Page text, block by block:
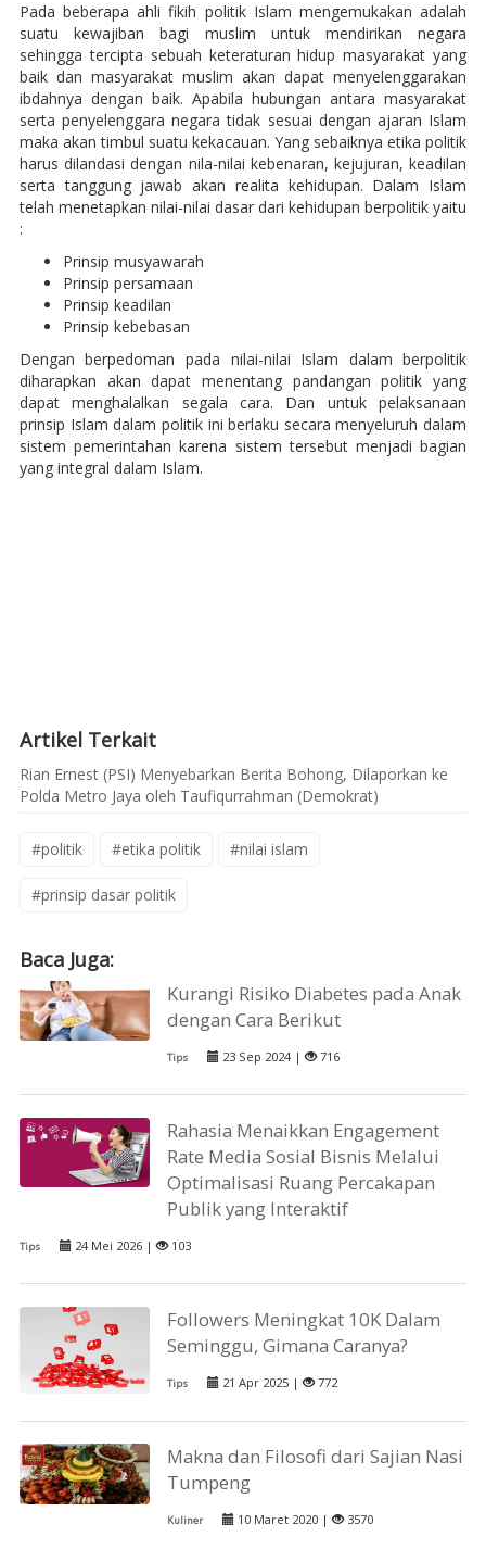
Pada beberapa ahli fikih politik Islam mengemukakan adalah
suatu kewajiban bagi muslim untuk mendirikan negara
sehingga tercipta sebuah keteraturan hidup masyarakat yang
baik dan masyarakat muslim akan dapat menyelenggarakan
ibdahnya dengan baik. Apabila hubungan antara masyarakat
serta penyelenggara negara tidak sesuai dengan ajaran Islam
maka akan timbul suatu kekacauan. Yang sebaiknya etika politik
harus dilandasi dengan nila-nilai kebenaran, kejujuran, keadilan
serta tanggung jawab akan realita kehidupan. Dalam Islam
telah menetapkan nilai-nilai dasar dari kehidupan berpolitik yaitu
:
Prinsip musyawarah
Prinsip persamaan
Prinsip keadilan
Prinsip kebebasan
Dengan berpedoman pada nilai-nilai Islam dalam berpolitik
diharapkan akan dapat menentang pandangan politik yang
dapat menghalalkan segala cara. Dan untuk pelaksanaan
prinsip Islam dalam politik ini berlaku secara menyeluruh dalam
sistem pemerintahan karena sistem tersebut menjadi bagian
yang integral dalam Islam.
Artikel Terkait
Rian Ernest (PSI) Menyebarkan Berita Bohong, Dilaporkan ke
Polda Metro Jaya oleh Taufiqurrahman (Demokrat)
#politik #etika politik #nilai islam
#prinsip dasar politik
Baca Juga:
Kurangi Risiko Diabetes pada Anak
dengan Cara Berikut
Tips 23 Sep 2024 | 716
Rahasia Menaikkan Engagement
Rate Media Sosial Bisnis Melalui
Optimalisasi Ruang Percakapan
Publik yang Interaktif
Tips 24 Mei 2026 | 103
Followers Meningkat 10K Dalam
Seminggu, Gimana Caranya?
Tips 21 Apr 2025 | 772
Makna dan Filosofi dari Sajian Nasi
Tumpeng
Kuliner 10 Maret 2020 | 3570